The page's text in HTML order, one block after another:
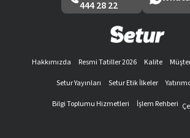
444 28 22
Hakkımızda Resmi Tatiller 2026 Kalite
Setur Yayınları
Setur Etik İlkeler
Bilgi Toplumu Hizmetleri
İşlem Rehberi